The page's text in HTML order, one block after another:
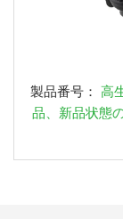
製品番号： 高
品、新品状態